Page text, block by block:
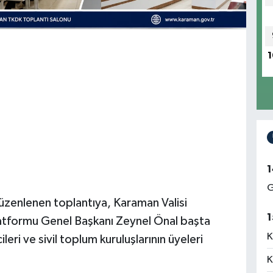
toplantıya, Karaman Valisi
Genel Başkanı Zeynel Önal başta
ve sivil toplum kuruluşlarının üyeleri